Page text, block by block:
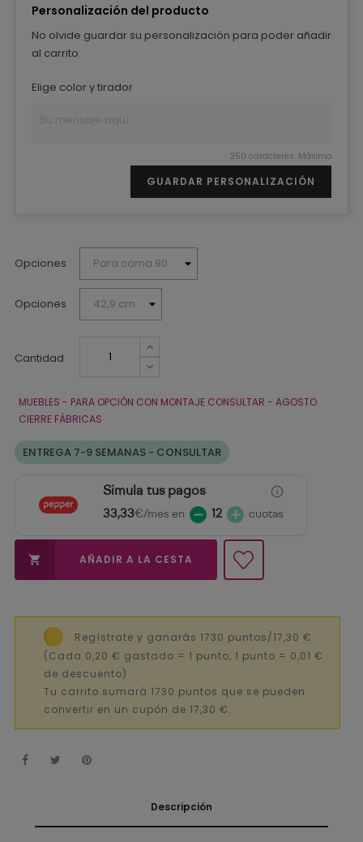
Personalización del producto
No olvide guardar su personalización para poder añadir
al carrito
Elige color y tirador
250 caracteres. Máximo
GUARDAR PERSONALIZACIÓN
Opciones
Opciones
Cantidad
MUEBLES - PARA OPCIÓN CON MONTAJE CONSULTAR - AGOSTO
CIERRE FÁBRICAS
ENTREGA 7-9 SEMANAS - CONSULTAR
Simula tus pagos
33,33€/mes en 12 cuotas
 AÑADIR A LA CESTA
Regístrate y ganarás 1730 puntos/17,30 €
(Cada 0,20 € gastado = 1 punto, 1 punto = 0,01 €
de descuento).
Tu carrito sumará 1730 puntos que se pueden
convertir en un cupón de 17,30 €.
Descripción